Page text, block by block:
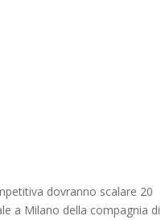
dovranno scalare 20
a Milano della compagnia di